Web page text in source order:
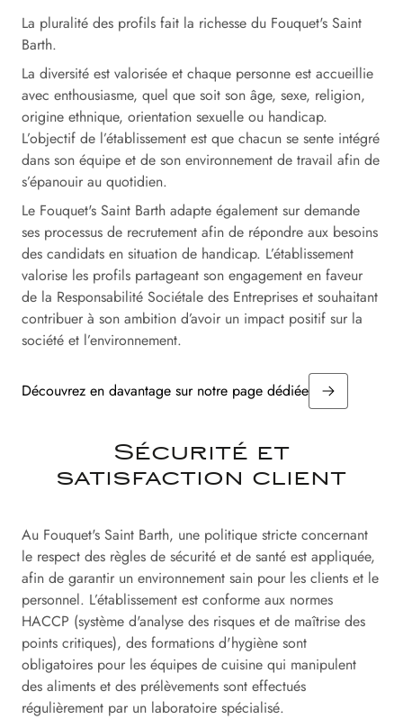
La pluralité des profils fait la richesse du Fouquet's Saint
Barth.
La diversité est valorisée et chaque personne est accueillie
avec enthousiasme, quel que soit son âge, sexe, religion,
origine ethnique, orientation sexuelle ou handicap.
L’objectif de l’établissement est que chacun se sente intégré
dans son équipe et de son environnement de travail afin de
s’épanouir au quotidien.
Le Fouquet's Saint Barth adapte également sur demande
ses processus de recrutement afin de répondre aux besoins
des candidats en situation de handicap. L’établissement
valorise les profils partageant son engagement en faveur
de la Responsabilité Sociétale des Entreprises et souhaitant
contribuer à son ambition d’avoir un impact positif sur la
société et l’environnement.
Découvrez en davantage sur notre page dédiée
Sécurité et
satisfaction client
Au Fouquet's Saint Barth, une politique stricte concernant
le respect des règles de sécurité et de santé est appliquée,
afin de garantir un environnement sain pour les clients et le
personnel. L’établissement est conforme aux normes
HACCP (système d'analyse des risques et de maîtrise des
points critiques), des formations d'hygiène sont
obligatoires pour les équipes de cuisine qui manipulent
des aliments et des prélèvements sont effectués
régulièrement par un laboratoire spécialisé.